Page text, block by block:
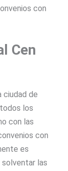
con
Cen
ciudad de
los
con las
con
es
las